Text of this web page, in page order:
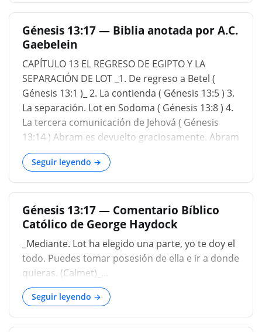
viajara libremente. Y ahora Abraham regresa de
Egipto en el capítulo trece. Subió de Egipto, él y
su mujer, y todo lo que tenía, y Lot con él, al sur (
Génesis 13:1 ). Eso sería en la parte sur de la
tierra de Canaán en el área de Beerseba, Cades,
Barnea, Hebrón allí en la parte sur. Y Abram era
muy rico en ganado, en plata y en oro ( Génesis
13:2 ). Entonces Dios había bendec
Génesis 13:17 — Biblia anotada por A.C.
Gaebelein
CAPÍTULO 13 EL REGRESO DE EGIPTO Y LA
SEPARACIÓN DE LOT _1. De regreso a Betel (
Génesis 13:1 )_ 2. La contienda ( Génesis 13:5 ) 3.
La separación. Lot en Sodoma ( Génesis 13:8 ) 4.
La tercera comunicación de Jehová ( Génesis
13:14 ) Abram es devuelto graciosamente. Abram
no pudo haber permanecido en Egipto para
siempre. De modo que el creyente que se ha
apartado del Señor será restaurado. Cuán
precioso debe haber sido para él el altar de
Betel. Dispensacionalmente, el descenso de
Abram a Egipto presagia el descenso de su
posteridad. El carácter de Lot se manifiesta en su
elección egoís
Seguir leyendo →
Génesis 13:17 — Comentario Bíblico
Católico de George Haydock
_Mediante. Lot ha elegido una parte, yo te doy el
todo. Puedes tomar posesión de ella e ir a donde
quieras. (Calmet)_...
Seguir leyendo →